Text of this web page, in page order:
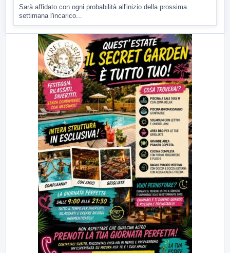
Sarà affidato con ogni probabilità all'inizio della prossima
settimana l'incarico...